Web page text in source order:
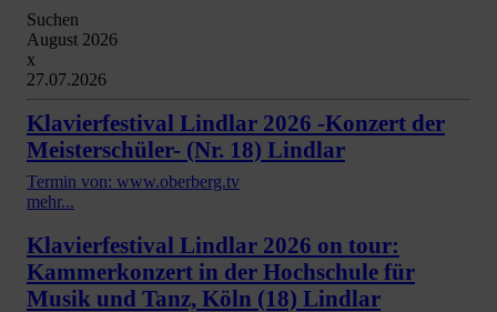
Suchen
August 2026
x
27.07.2026
Klavierfestival Lindlar 2026 -Konzert der
Meisterschüler- (Nr. 18) Lindlar
Termin von: www.oberberg.tv
mehr...
Klavierfestival Lindlar 2026 on tour:
Kammerkonzert in der Hochschule für
Musik und Tanz, Köln (18) Lindlar